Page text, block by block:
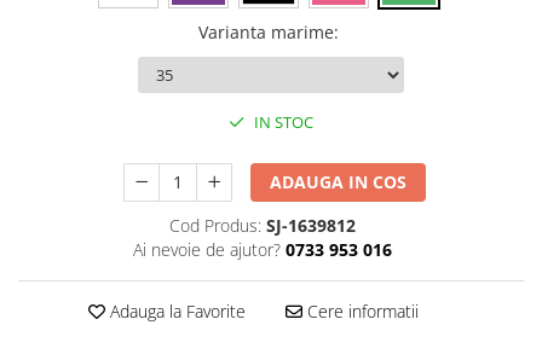
Finelinere
Tavite documente si suporturi
Ascutitori, radiere, agrafe
Foarfece pentru birou
Curatenie si igiena
Produse Antibacteriene
Varianta marime:
IN STOC
ADAUGA IN COS
Cod Produs: SJ-1639812
Ai nevoie de ajutor? 0733 953 016
Adauga la Favorite Cere informatii